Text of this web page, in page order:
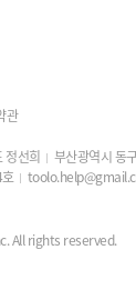
관
정선희
부산광역시 동
All rights reserved.